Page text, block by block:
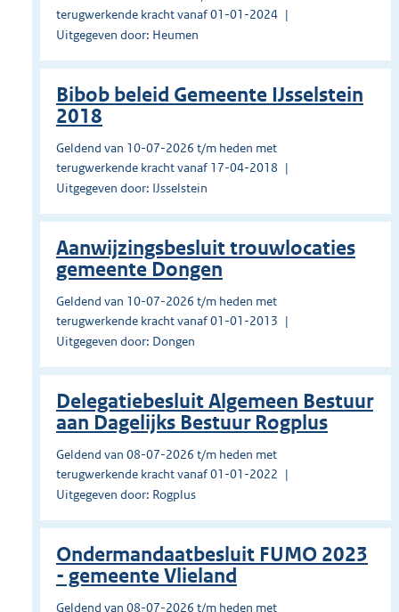
terugwerkende kracht vanaf 01-01-2024
Uitgegeven door: Heumen
Bibob beleid Gemeente IJsselstein
2018
Geldend van 10-07-2026 t/m heden met
terugwerkende kracht vanaf 17-04-2018
Uitgegeven door: IJsselstein
Aanwijzingsbesluit trouwlocaties
gemeente Dongen
Geldend van 10-07-2026 t/m heden met
terugwerkende kracht vanaf 01-01-2013
Uitgegeven door: Dongen
Delegatiebesluit Algemeen Bestuur
aan Dagelijks Bestuur Rogplus
Geldend van 08-07-2026 t/m heden met
terugwerkende kracht vanaf 01-01-2022
Uitgegeven door: Rogplus
Ondermandaatbesluit FUMO 2023
- gemeente Vlieland
Geldend van 08-07-2026 t/m heden met